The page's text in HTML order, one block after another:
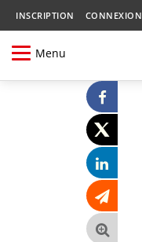
INSCRIPTION CONNEXION
Menu